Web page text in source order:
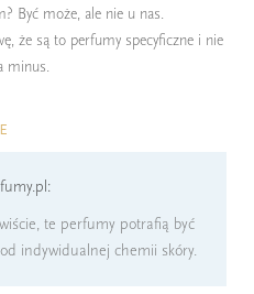
Być może, ale nie u nas.
że są to perfumy specyficzne i nie
minus.
te perfumy potrafią być
indywidualnej chemii skóry.